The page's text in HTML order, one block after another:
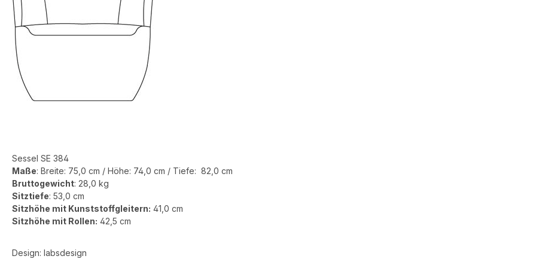
Sessel SE 384
Maße: Breite: 75,0 cm / Höhe: 74,0 cm / Tiefe: 82,0 cm
Bruttogewicht: 28,0 kg
Sitztiefe: 53,0 cm
Sitzhöhe mit Kunststoffgleitern: 41,0 cm
Sitzhöhe mit Rollen: 42,5 cm
Design: labsdesign